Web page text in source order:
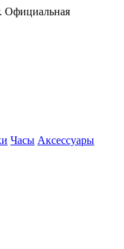
Официальная
Часы Аксессуары